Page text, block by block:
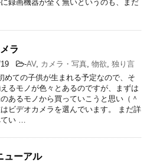
録画機器が全く無いというのも、まだ
ラ
-AV, カメラ・写真 物欲 独り言
めての子供が生まれる予定なので、そ
るモノが色々とあるのですが、まずは
あるモノから買っていこうと思い（＾
はビデオカメラを選んでいます。 まだ詳
い …
ューアル